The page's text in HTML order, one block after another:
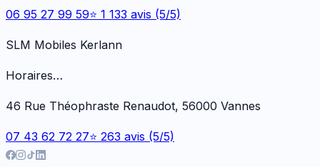
06 95 27 99 59⭐ 1 133 avis (5/5)
SLM Mobiles Kerlann
Horaires…
46 Rue Théophraste Renaudot, 56000 Vannes
07 43 62 72 27⭐ 263 avis (5/5)